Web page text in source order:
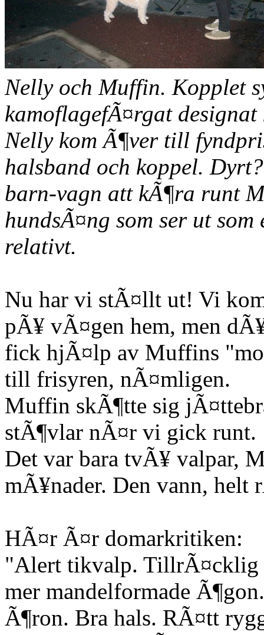
Nelly och Muffin. Kopplet
kamoflagefÃ¤rgat
Nelly kom Ã¶ver till
halsband och koppel.
barn-vagn att kÃ¶ra runt
hundsÃ¤ng som ser ut
relativt.
Nu har vi stÃ¤llt ut! Vi
pÃ¥ vÃ¤gen hem, men
fick hjÃ¤lp av Muffins
till frisyren, nÃ¤mligen.
Muffin skÃ¶tte sig
stÃ¶vlar nÃ¤r vi gick runt.
Det var bara tvÃ¥ valpar,
mÃ¥nader. Den vann, helt
HÃ¤r Ã¤r domarkritiken:
"Alert tikvalp. TillrÃ¤cklig
mer mandelformade
Ã¶ron. Bra hals. RÃ¤tt